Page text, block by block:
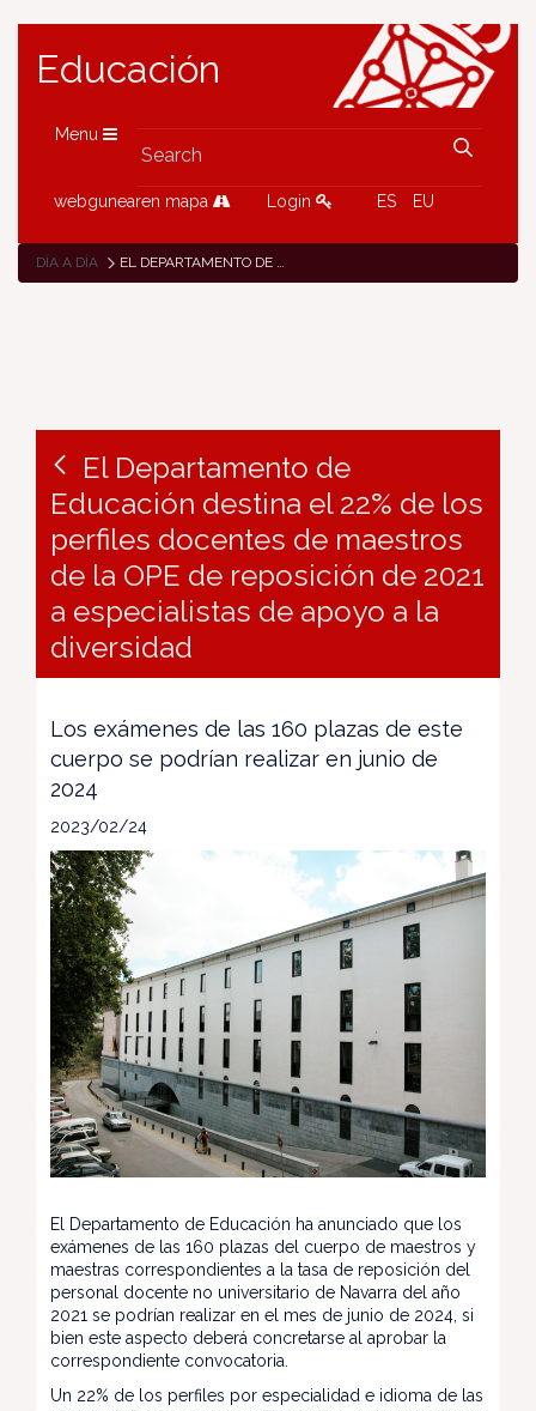
Educación
Menu
webgunearen mapa Login ES EU
DÍA A DÍA EL DEPARTAMENTO DE EDUCACIÓN DESTINA EL 22% DE LOS PERFILES DOCENTES DE MAESTROS DE LA OPE DE REPOSICIÓN DE 2021 A ESPECIALISTAS DE APOYO A LA DIVERSIDAD
El Departamento de
Educación destina el 22% de los
perfiles docentes de maestros
de la OPE de reposición de 2021
a especialistas de apoyo a la
diversidad
Los exámenes de las 160 plazas de este
cuerpo se podrían realizar en junio de
2024
2023/02/24
El Departamento de Educación ha anunciado que los
exámenes de las 160 plazas del cuerpo de maestros y
maestras correspondientes a la tasa de reposición del
personal docente no universitario de Navarra del año
2021 se podrían realizar en el mes de junio de 2024, si
bien este aspecto deberá concretarse al aprobar la
correspondiente convocatoria.
Un 22% de los perfiles por especialidad e idioma de las